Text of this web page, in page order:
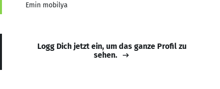
Emin mobilya
Logg Dich jetzt ein, um das ganze Profil zu
sehen.